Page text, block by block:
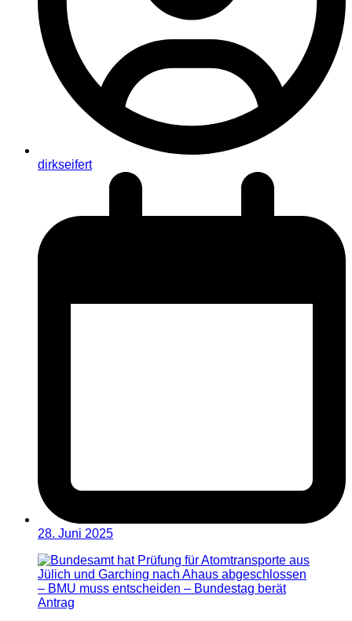
dirkseifert
28. Juni 2025